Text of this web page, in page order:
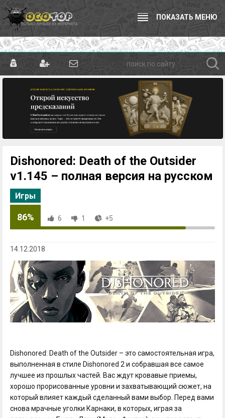
ПОКАЗАТЬ МЕНЮ
Dishonored: Death of the Outsider
v1.145 – полная версия на русском
Игры
86% 6 1 +5
14.12.2018
Dishonored: Death of the Outsider – это самостоятельная игра,
выполненная в стиле Dishonored 2 и собравшая все самое
лучшее из прошлых частей. Вас ждут кровавые приемы,
хорошо прорисованные уровни и захватывающий сюжет, на
который влияет каждый сделанный вами выбор. Перед вами
снова мрачные уголки Карнаки, в которых, играя за